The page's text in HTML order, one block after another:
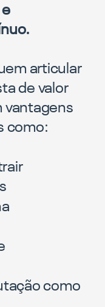
articular
de valor
vantagens
como:
como